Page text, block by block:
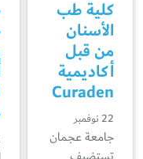
كلية طب
الأسنان
من قبل
أكاديمية
Curaden
22 نوفمبر
جامعة عجمان